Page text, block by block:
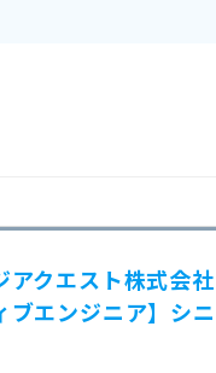
アクエスト株式会
ブエンジニア】シ